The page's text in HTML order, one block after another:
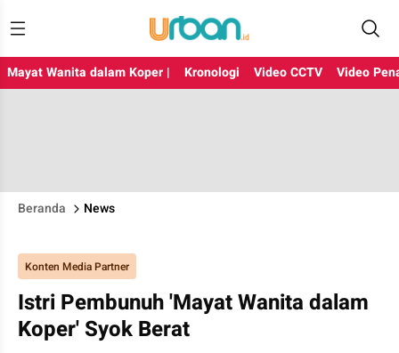
Mayat Wanita dalam Koper | Kronologi Video CCTV Video
Beranda News
Konten Media Partner
Istri Pembunuh 'Mayat Wanita dalam
Koper' Syok Berat